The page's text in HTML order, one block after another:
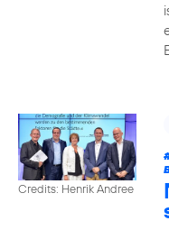
Credits: Henrik Andree